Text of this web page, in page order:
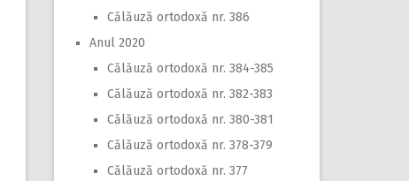
Călăuză ortodoxă nr. 386
Anul 2020
Călăuză ortodoxă nr. 384-385
Călăuză ortodoxă nr. 382-383
Călăuză ortodoxă nr. 380-381
Călăuză ortodoxă nr. 378-379
Călăuză ortodoxă nr. 377